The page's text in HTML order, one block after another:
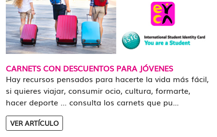
CARNETS CON DESCUENTOS PARA JÓVENES
Hay recursos pensados para hacerte la vida más fácil,
si quieres viajar, consumir ocio, cultura, formarte,
hacer deporte … consulta los carnets que pu...
VER ARTÍCULO